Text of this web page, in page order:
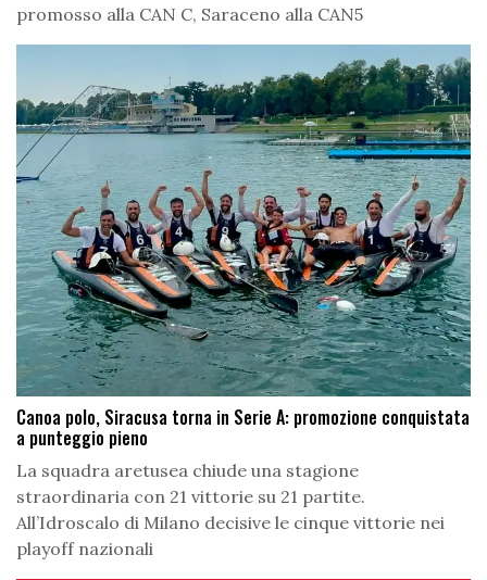
promosso alla CAN C, Saraceno alla CAN5
Canoa polo, Siracusa torna in Serie A: promozione conquistata
a punteggio pieno
La squadra aretusea chiude una stagione
straordinaria con 21 vittorie su 21 partite.
All’Idroscalo di Milano decisive le cinque vittorie nei
playoff nazionali